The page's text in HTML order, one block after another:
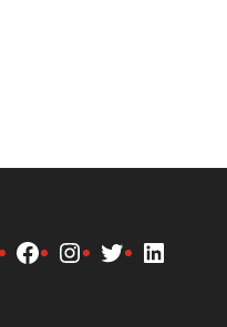
Facebook
Instagram
TwitterLinkedIn